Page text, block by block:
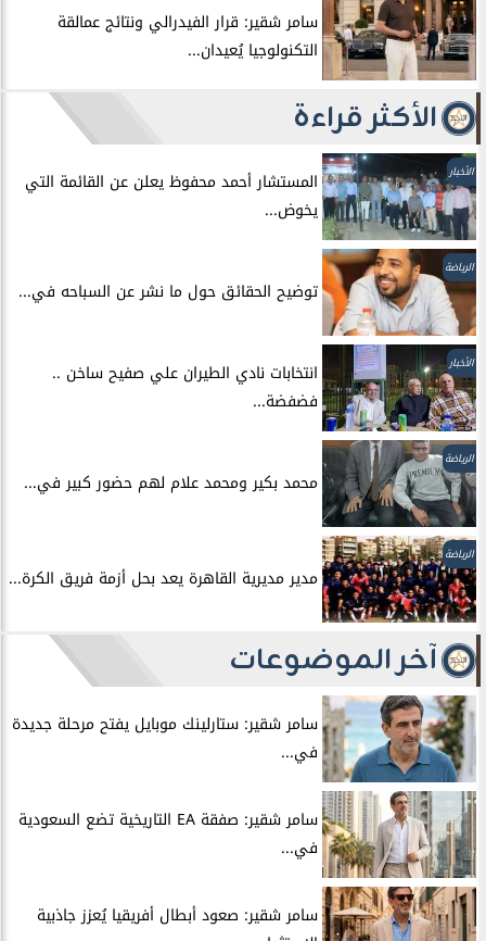
سامر شقير: قرار الفيدرالي ونتائج عمالقة
التكنولوجيا يُعيدان...
الأكثر قراءة
الأخبار
المستشار أحمد محفوظ يعلن عن القائمة التي
يخوض...
الرياضة
توضيح الحقائق حول ما نشر عن السباحه في...
الأخبار
انتخابات نادي الطيران علي صفيح ساخن ..
فضفضة...
الرياضة
محمد بكير ومحمد علام لهم حضور كبير في...
الرياضة
مدير مديرية القاهرة يعد بحل أزمة فريق الكرة...
آخر الموضوعات
سامر شقير: ستارلينك موبايل يفتح مرحلة جديدة
في...
سامر شقير: صفقة EA التاريخية تضع السعودية
في...
سامر شقير: صعود أبطال أفريقيا يُعزز جاذبية